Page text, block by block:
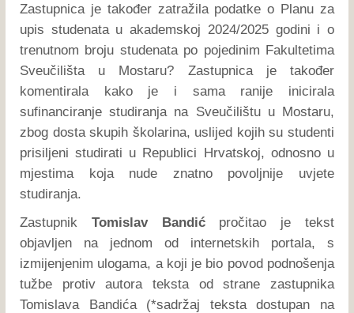
Zastupnica je također zatražila podatke o Planu za
upis studenata u akademskoj 2024/2025 godini i o
trenutnom broju studenata po pojedinim Fakultetima
Sveučilišta u Mostaru? Zastupnica je također
komentirala kako je i sama ranije inicirala
sufinanciranje studiranja na Sveučilištu u Mostaru,
zbog dosta skupih školarina, uslijed kojih su studenti
prisiljeni studirati u Republici Hrvatskoj, odnosno u
mjestima koja nude znatno povoljnije uvjete
studiranja.
Zastupnik Tomislav Bandićpročitao je tekst
objavljen na jednom od internetskih portala, s
izmijenjenim ulogama, a koji je bio povod podnošenja
tužbe protiv autora teksta od strane zastupnika
Tomislava Bandića (*sadržaj teksta dostupan na